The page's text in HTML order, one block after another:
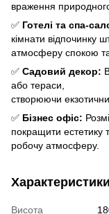
враження
✅ Готелі та спа-
кімнати відпочинку
атмосферу спокою та
✅ Садовий декор:
або тераси,
створюючи
✅ Бізнес офіс:
покращити естетику
робочу атмосферу.
Характеристики
Висота